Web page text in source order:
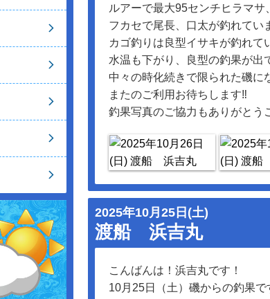
ルアーで最大95センチヒラマ
フカセで尾長、口太が釣れてい
カゴ釣りは良型イサキが釣れて
水温も下がり、良型の釣果が出
中々の時化続きで限られた磯に
またのご利用お待ちします‼️
釣果写真のご協力もありがとう
2025年10月25日(土)
渡船 浜吉丸
こんばんは！浜吉丸です！
10月25日（土）磯からの釣果で